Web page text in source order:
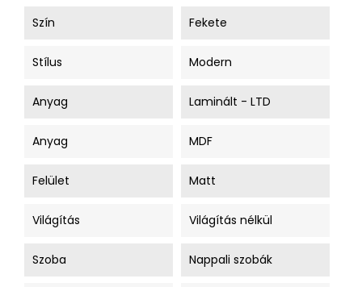
Szín Fekete
Stílus Modern
Anyag Laminált - LTD
Anyag MDF
Felület Matt
Világítás Világítás nélkül
Szoba Nappali szobák